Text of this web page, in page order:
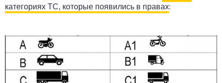
категориях ТС, которые появились в правах: